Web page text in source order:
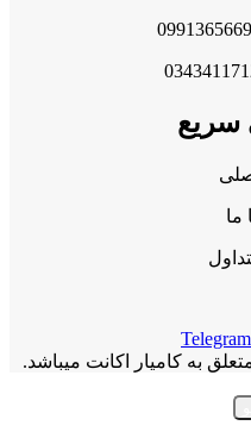
ما
Telegram
به کامیار اکانت میباشد.